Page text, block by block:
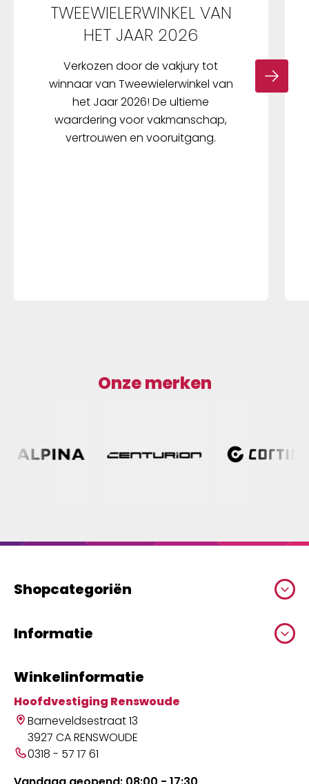
TWEEWIELERWINKEL VAN
HET JAAR 2026
Verkozen door de vakjury tot
winnaar van Tweewielerwinkel van
het Jaar 2026! De ultieme
waardering voor vakmanschap,
vertrouwen en vooruitgang.
Onze merken
Shopcategoriën
Informatie
Winkelinformatie
Hoofdvestiging Renswoude
Barneveldsestraat 13
3927 CA RENSWOUDE
0318 - 57 17 61